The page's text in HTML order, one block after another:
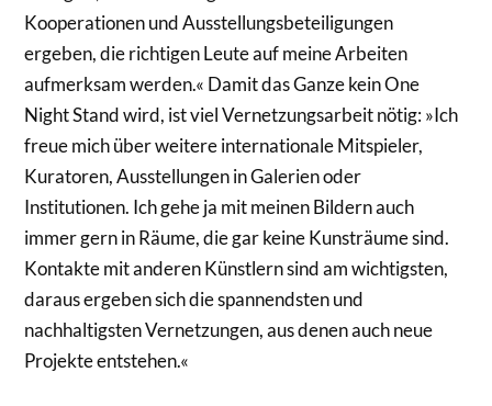
Kooperationen und Ausstellungsbeteiligungen
ergeben, die richtigen Leute auf meine Arbeiten
aufmerksam werden.« Damit das Ganze kein One
Night Stand wird, ist viel Vernetzungsarbeit nötig: »Ich
freue mich über weitere internationale Mitspieler,
Kuratoren, Ausstellungen in Galerien oder
Institutionen. Ich gehe ja mit meinen Bildern auch
immer gern in Räume, die gar keine Kunsträume sind.
Kontakte mit anderen Künstlern sind am wichtigsten,
daraus ergeben sich die spannendsten und
nachhaltigsten Vernetzungen, aus denen auch neue
Projekte entstehen.«